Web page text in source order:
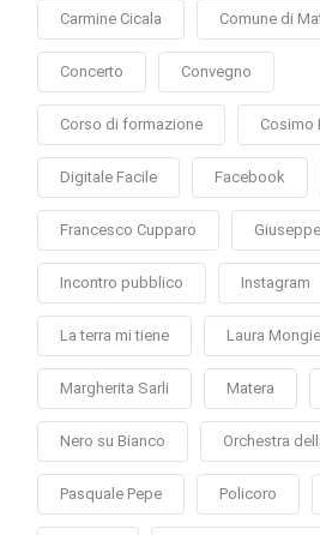
Carmine Cicala Comune di
Concerto Convegno
Corso di formazione Cosimo
Digitale Facile Facebook
Francesco Cupparo
Incontro pubblico Instagram
La terra mi tiene Laura
Margherita Sarli Matera
Nero su Bianco Orchestra
Pasquale Pepe Policoro